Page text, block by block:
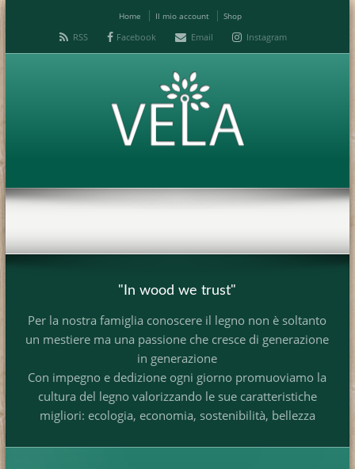
Home Il mio account Shop
RSS Facebook Email Instagram
"In wood we trust"
Per la nostra famiglia conoscere il legno non è soltanto
un mestiere ma una passione che cresce di generazione
in generazione
Con impegno e dedizione ogni giorno promuoviamo la
cultura del legno valorizzando le sue caratteristiche
migliori: ecologia, economia, sostenibilità, bellezza